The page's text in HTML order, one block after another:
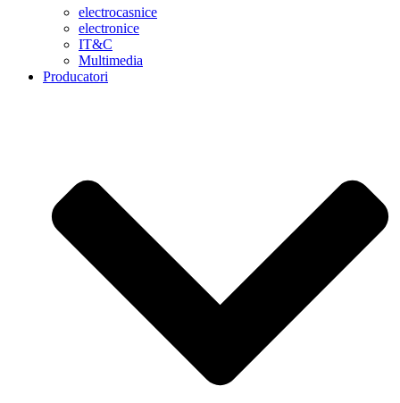
electrocasnice
electronice
IT&C
Multimedia
Producatori